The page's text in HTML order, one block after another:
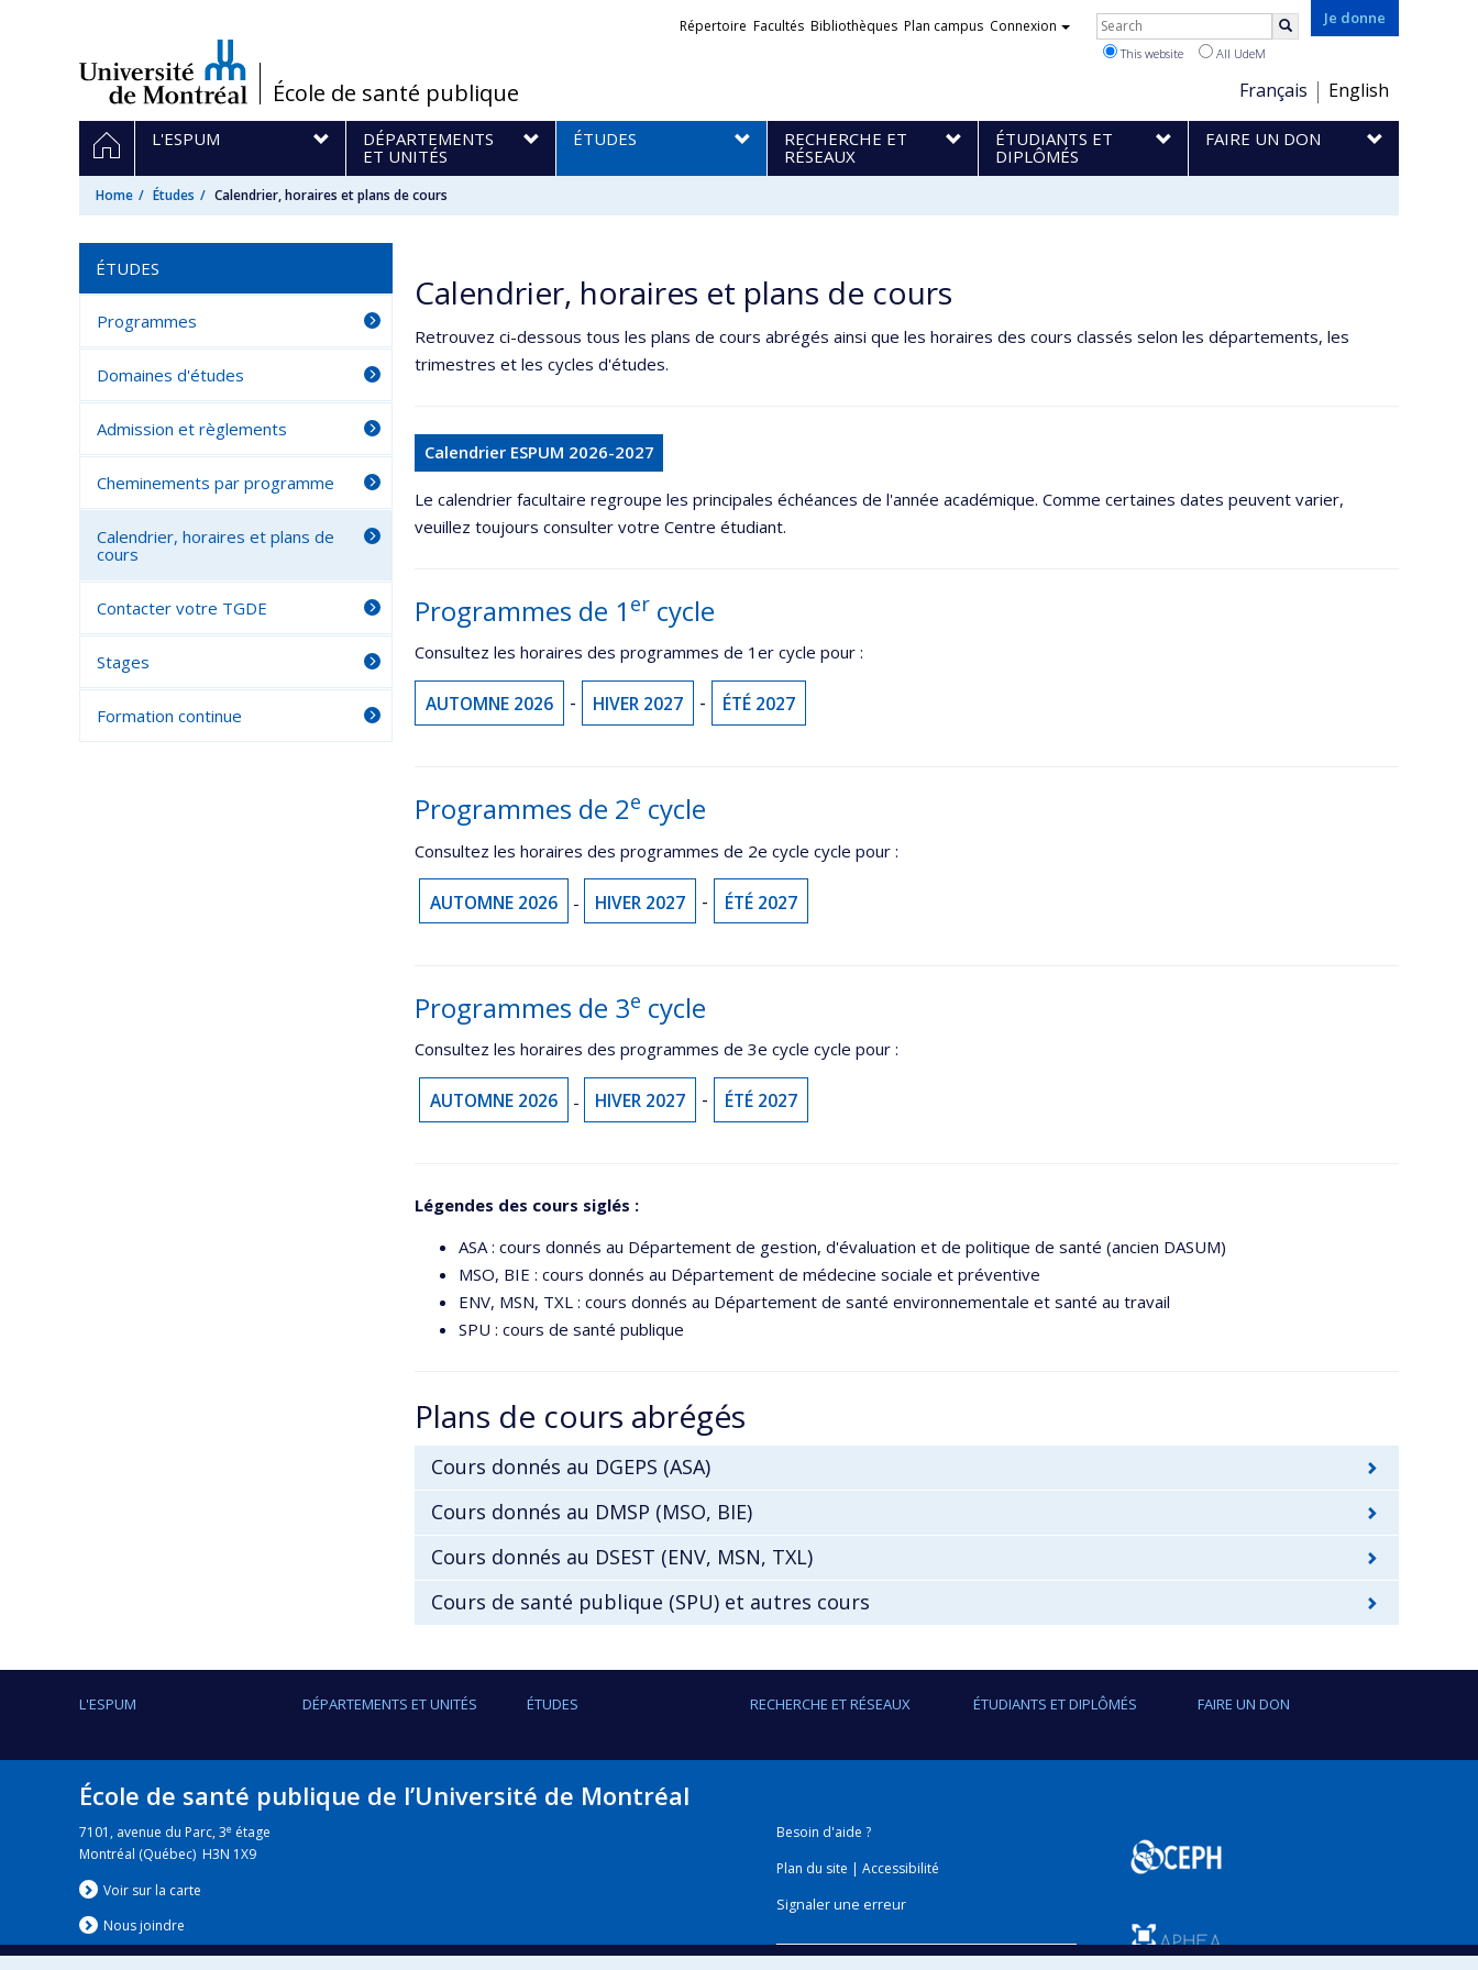
/École de santé publique
Je donne
Choix
de
la
langue
Français English
Liens
Répertoire Facultés Bibliothèques Plan campus Connexion Rechercher
This website All UdeM
Navigation
principale
HOMEL'ESPUM
DÉPARTEMENTS
ET UNITÉS
ÉTUDES
RECHERCHE ET
RÉSEAUX
ÉTUDIANTS ET
DIPLÔMÉS
FAIRE UN DON
Home Études Calendrier, horaires et plans de cours
Calendrier, horaires et plans de cours
Retrouvez ci-dessous tous les plans de cours abrégés ainsi que les horaires des cours classés selon les départements, les
trimestres et les cycles d'études.
Calendrier ESPUM 2026-2027
Le calendrier facultaire regroupe les principales échéances de l'année académique. Comme certaines dates peuvent varier,
veuillez toujours consulter votre Centre étudiant.
Programmes de 1 er cycle
Consultez les horaires des programmes de 1er cycle pour :
AUTOMNE 2026 - HIVER 2027 - ÉTÉ 2027
Programmes de 2e cycle
Consultez les horaires des programmes de 2e cycle cycle pour :
AUTOMNE 2026 - HIVER 2027 - ÉTÉ 2027
Programmes de 3e cycle
Consultez les horaires des programmes de 3e cycle cycle pour :
AUTOMNE 2026 - HIVER 2027 - ÉTÉ 2027
Légendes des cours siglés :
ASA : cours donnés au Département de gestion, d'évaluation et de politique de santé (ancien DASUM)
MSO, BIE : cours donnés au Département de médecine sociale et préventive
ENV, MSN, TXL : cours donnés au Département de santé environnementale et santé au travail
SPU : cours de santé publique
Plans de cours abrégés
Cours donnés au DGEPS (ASA)
Cours donnés au DMSP (MSO, BIE)
Cours donnés au DSEST (ENV, MSN, TXL)
Cours de santé publique (SPU) et autres cours
ÉTUDES
Programmes
Domaines d'études
Admission et règlements
Cheminements par programme
Calendrier, horaires et plans de
cours
Contacter votre TGDE
Stages
Formation continue
L'ESPUM DÉPARTEMENTS ET UNITÉS ÉTUDES RECHERCHE ET RÉSEAUX ÉTUDIANTS ET DIPLÔMÉS FAIRE UN DON
École de santé publique de l’Université de Montréal
7101, avenue du Parc, 3e étage
Montréal (Québec) H3N 1X9
Voir sur la carte
Nous joindre
Besoin d'aide ?
Plan du site |Accessibilité
Signaler une erreur